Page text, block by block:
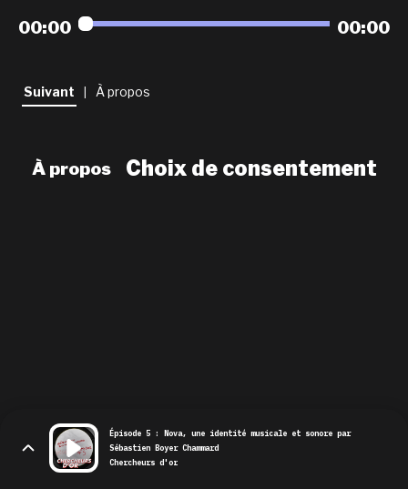
playlists
newsletter
00:00 00:00
Suivant À propos
À propos Choix de consentement
Épisode 5 : Nova, une identité musicale et sonore par
Sébastien Boyer Chammard
Chercheurs d'or